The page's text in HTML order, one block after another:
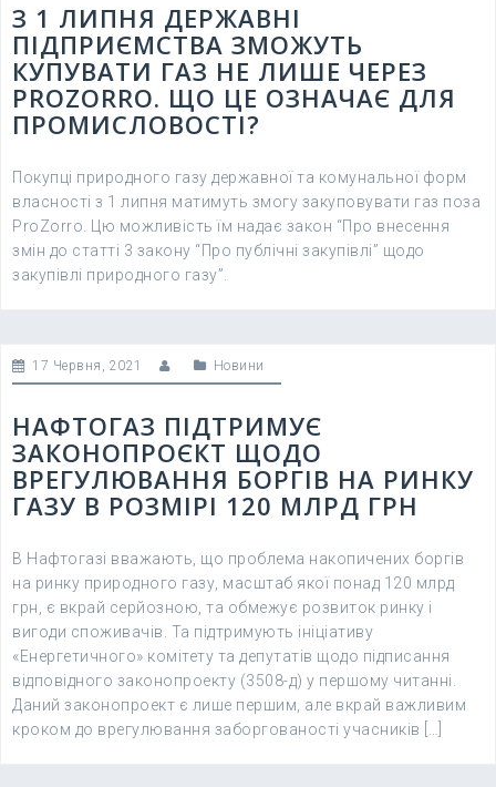
З 1 ЛИПНЯ ДЕРЖАВНІ
ПІДПРИЄМСТВА ЗМОЖУТЬ
КУПУВАТИ ГАЗ НЕ ЛИШЕ ЧЕРЕЗ
PROZORRO. ЩО ЦЕ ОЗНАЧАЄ ДЛЯ
ПРОМИСЛОВОСТІ?
Покупці природного газу державної та комунальної форм
власності з 1 липня матимуть змогу закуповувати газ поза
ProZorro. Цю можливість їм надає закон “Про внесення
змін до статті 3 закону “Про публічні закупівлі” щодо
закупівлі природного газу”.
17 Червня, 2021 Новини
НАФТОГАЗ ПІДТРИМУЄ
ЗАКОНОПРОЄКТ ЩОДО
ВРЕГУЛЮВАННЯ БОРГІВ НА РИНКУ
ГАЗУ В РОЗМІРІ 120 МЛРД ГРН
В Нафтогазі вважають, що проблема накопичених боргів
на ринку природного газу, масштаб якої понад 120 млрд
грн, є вкрай серйозною, та обмежує розвиток ринку і
вигоди споживачів. Та підтримують ініціативу
«Енергетичного» комітету та депутатів щодо підписання
відповідного законопроекту (3508-д) у першому читанні.
Даний законопроект є лише першим, але вкрай важливим
кроком до врегулювання заборгованості учасників […]